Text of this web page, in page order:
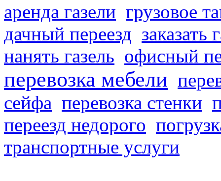
аренда газели грузовое
дачный переезд заказать
нанять газель офисный
перевозка мебели
сейфа перевозка стенки
переезд недорого
транспортные услуги